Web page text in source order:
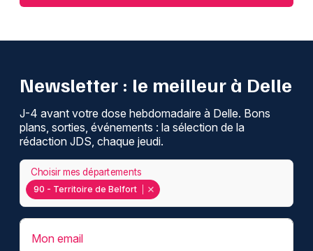
Newsletter : le meilleur à Delle
J-4 avant votre dose hebdomadaire à Delle. Bons
plans, sorties, événements : la sélection de la
rédaction JDS, chaque jeudi.
90 - Territoire de Belfort
Choisir mes départements
Mon email